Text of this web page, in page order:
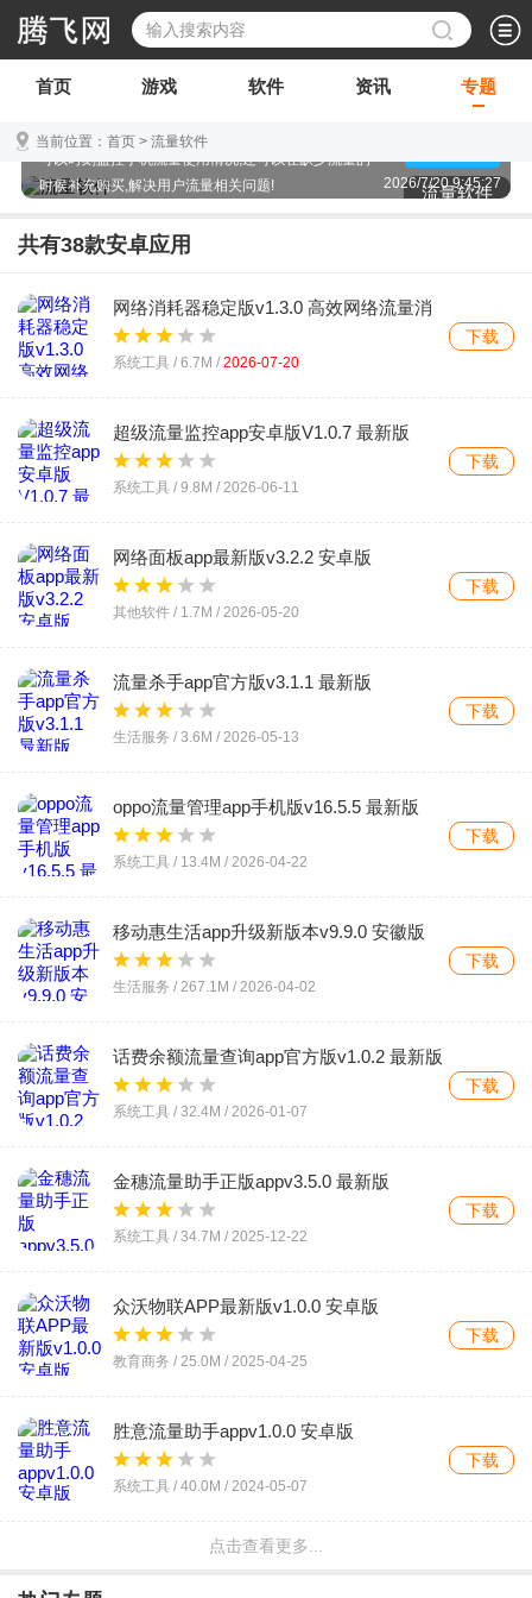
首页 游戏 软件 资讯 专题
当前位置： 首页 > 流量软件
流量软件
时侯补充购买,解决用户流量相关问题!
2026/7/20 9:45:27
共有38款安卓应用
网络消耗器稳定版v1.3.0 高效网络流量消
耗工具
系统工具 / 6.7M / 2026-07-20
下载
超级流量监控app安卓版V1.0.7 最新版
系统工具 / 9.8M / 2026-06-11
下载
网络面板app最新版v3.2.2 安卓版
其他软件 / 1.7M / 2026-05-20
下载
流量杀手app官方版v3.1.1 最新版
生活服务 / 3.6M / 2026-05-13
下载
oppo流量管理app手机版v16.5.5 最新版
系统工具 / 13.4M / 2026-04-22
下载
移动惠生活app升级新版本v9.9.0 安徽版
生活服务 / 267.1M / 2026-04-02
下载
话费余额流量查询app官方版v1.0.2 最新版
系统工具 / 32.4M / 2026-01-07
下载
金穗流量助手正版appv3.5.0 最新版
系统工具 / 34.7M / 2025-12-22
下载
众沃物联APP最新版v1.0.0 安卓版
教育商务 / 25.0M / 2025-04-25
下载
胜意流量助手appv1.0.0 安卓版
系统工具 / 40.0M / 2024-05-07
下载
浪涛流量app最新版v1.0.1 安卓版
点击查看更多...